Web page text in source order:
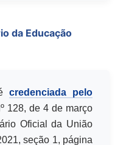
da Educação
credenciada pelo
128, de 4 de março
Oficial da União
seção 1, página